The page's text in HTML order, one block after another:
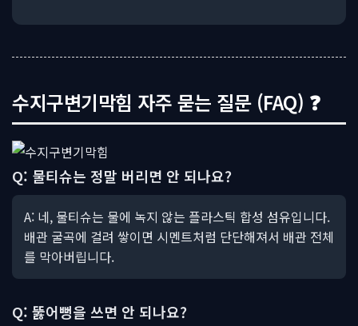
수지구변기막힘 자주 묻는 질문 (FAQ) ❓
Q: 물티슈는 정말 버리면 안 되나요?
A: 네, 물티슈는 물에 녹지 않는 플라스틱 합성 섬유입니다.
배관 굴곡에 걸려 쌓이면 시멘트처럼 단단해져서 배관 전체
를 막아버립니다.
Q: 뚫어뻥을 쓰면 안 되나요?